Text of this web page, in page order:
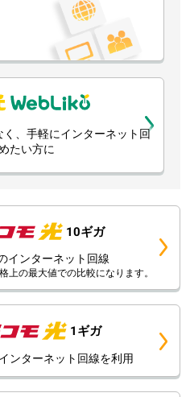
、手軽にインターネット回
たい方に
10ギガ
インターネット回線
の最大値での比較になります。
1ギガ
ンターネット回線を利用